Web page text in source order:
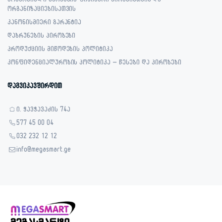
ორგანიზაციებისათვის
კანონისმიერი გარანტია
დაბრუნების პირობები
პროდუქციის მიწოდების პოლიტიკა
კონფიდენციალურობის პოლიტიკა – წესები და პირობები
დაგვიკავშირდით
ი. ჭავჭავაძის 74ა
577 45 00 04
032 232 12 12
info@megasmart.ge